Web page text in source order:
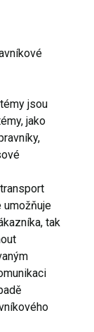
jsou
jako
umožňuje
tak